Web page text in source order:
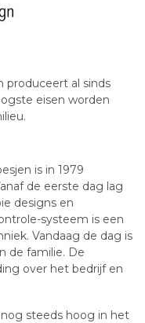
produceert al sinds
eisen worden
is in 1979
de eerste dag lag
designs en
systeem is een
Vandaag de dag is
de familie. De
over het bedrijf en
steeds hoog in het